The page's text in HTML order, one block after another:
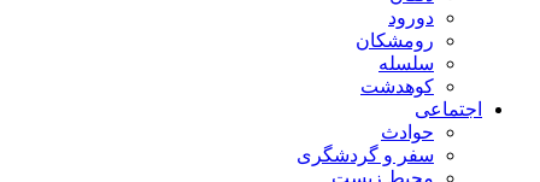
دورود
رومشکان
سلسله
کوهدشت
اجتماعی
حوادث
سفر و گردشگری
محیط زیست